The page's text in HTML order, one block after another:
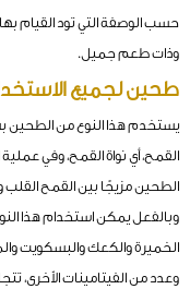
حسب الوصفة التي تود القيام
وذات طعم جميل.
طحين لجميع
يستخدم هذا النوع من الطحين
القمح، أي نواة القمح، وفي
الطحين مزيجًا بين القمح القلب
وبالفعل يمكن استخدام هذا
الخميرة والكعك والبسكويت
وعدد من الفيتامينات الأخرى،